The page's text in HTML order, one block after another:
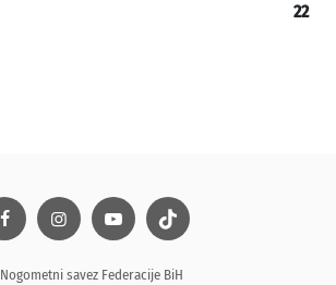
22
Nogometni savez Federacije BiH